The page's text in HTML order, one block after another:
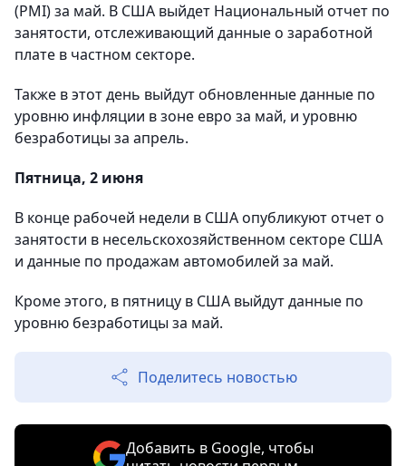
(PMI) за май. В США выйдет Национальный отчет по
занятости, отслеживающий данные о заработной
плате в частном секторе.
Также в этот день выйдут обновленные данные по
уровню инфляции в зоне евро за май, и уровню
безработицы за апрель.
Пятница, 2 июня
В конце рабочей недели в США опубликуют отчет о
занятости в несельскохозяйственном секторе США
и данные по продажам автомобилей за май.
Кроме этого, в пятницу в США выйдут данные по
уровню безработицы за май.
Поделитесь новостью
Добавить в Google, чтобы